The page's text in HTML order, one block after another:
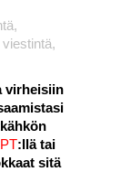
,
,
vir­hei­siin
:llä tai
sitä